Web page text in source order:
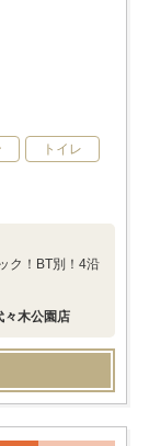
トイレ
ク！BT別！4沿
々木公園店